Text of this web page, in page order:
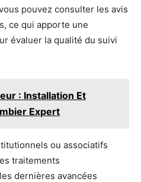
pouvez consulter les avis
ce qui apporte une
évaluer la qualité du suivi
: Installation Et
Expert
ou associatifs
traitements
dernières avancées